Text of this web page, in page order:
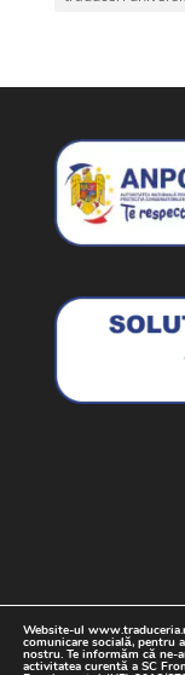
Termeni
Date cu
Website-ul
comunicare socială, pentru
nostru. Te informăm că ne-
activitatea curentă a SC